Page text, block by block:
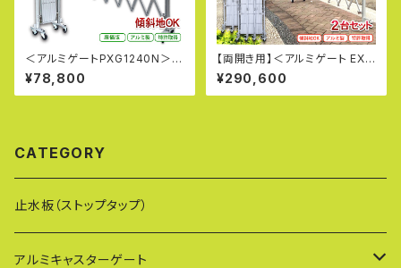
＜アルミゲートPXG1240N＞W
4.0m×H1.5m 特許取得 門扉
フェンス キャスターゲート 土木
建築現場 住宅門扉 資材置き場
¥78,800
【両開き用】＜アルミゲート EXG
2070N(J)×2台セット＞特許取
得 フェンス キャスターゲート 住
宅門扉 アルミキャスターゲート
¥290,600
CATEGORY
止水板（ストップタップ）
アルミキャスターゲート